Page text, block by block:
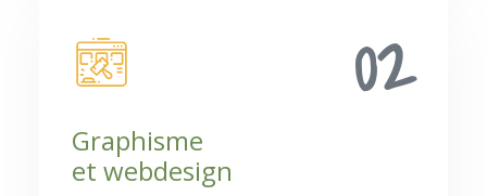
02
Graphisme
et webdesign